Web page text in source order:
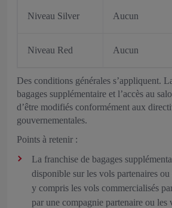
Niveau Silver Aucun
Niveau Red Aucun
Des conditions générales s’appliquent.
bagages supplémentaire et l’accès au
d’être modifiés conformément aux
gouvernementales.
Points à retenir :
La franchise de bagages
disponible sur les vols partenaires ou
y compris les vols commercialisés
par une compagnie partenaire ou les